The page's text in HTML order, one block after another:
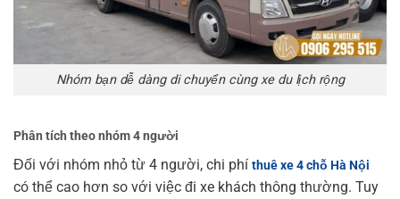
Nhóm bạn dễ dàng di chuyển cùng xe du lịch rộng
Phân tích theo nhóm 4 người
Đối với nhóm nhỏ từ 4 người, chi phí thuê xe 4 chỗ Hà Nội
có thể cao hơn so với việc đi xe khách thông thường. Tuy